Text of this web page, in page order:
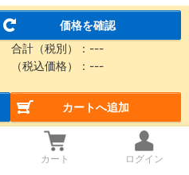
価格を確認
合計（税別）： ---
（税込価格）： ---
カートへ追加
カート ログイン